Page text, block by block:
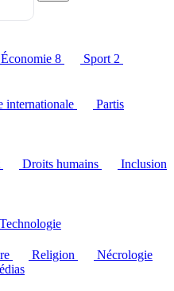
Économie 8 Sport 2
internationale
Partis
Droits humains
Inclusion
Technologie
Religion
Nécrologie